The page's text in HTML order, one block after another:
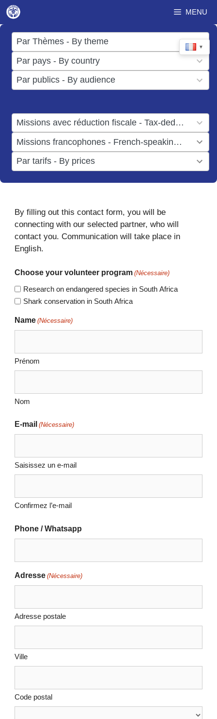
Aller
au
contenu
MENU
▼
Par Thèmes - By theme
17
results
available
Par pays - By country
50
results
available
Par publics - By audience
results
Missions avec réduction fiscale - Tax-deductible missions
result
available
Missions francophones - French-speaking missions
result
available
Par tarifs - By prices
results
available
By filling out this contact form, you will be
connecting with our selected partner, who will
contact you. Communication will take place in
English.
Choose your volunteer program (Nécessaire)
Research on endangered species in South Africa
Shark conservation in South Africa
Name (Nécessaire)
Prénom
Nom
E-mail (Nécessaire)
Saisissez un e-mail
Confirmez l’e-mail
Phone / Whatsapp
Adresse (Nécessaire)
Adresse postale
Ville
Code postal